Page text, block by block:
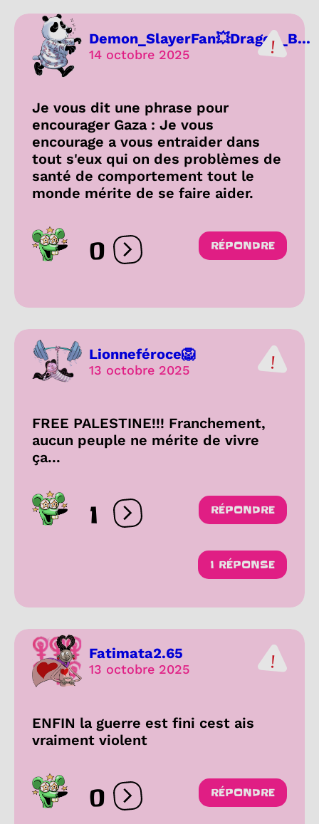
Demon_SlayerFan💥Dragon_B...
14 octobre 2025
Je vous dit une phrase pour
encourager Gaza : Je vous
encourage a vous entraider dans
tout s'eux qui on des problèmes de
santé de comportement tout le
monde mérite de se faire aider.
0 Ouvrir les réactions
RÉPONDRE
Lionneféroce🦁
13 octobre 2025
FREE PALESTINE!!! Franchement,
aucun peuple ne mérite de vivre
ça...
1 Ouvrir les réactions
RÉPONDRE
1 RÉPONSE
Fatimata2.65
13 octobre 2025
ENFIN la guerre est fini cest ais
vraiment violent
0 Ouvrir les réactions
RÉPONDRE